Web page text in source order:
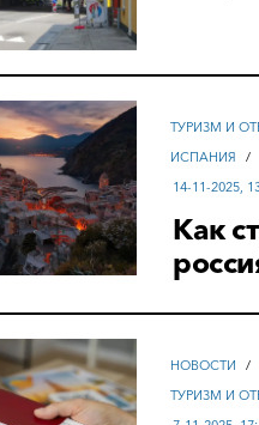
ТУРИЗМ И
ИСПАНИЯ
/
14-11-2025,
Как
НОВОСТИ /
ТУРИЗМ И